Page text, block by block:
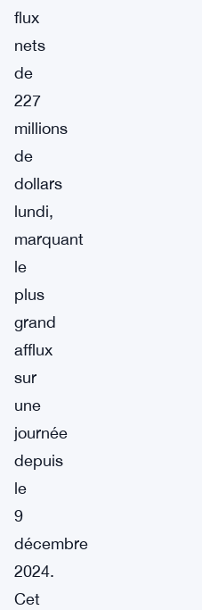
flux
nets
de
227
millions
de
dollars
lundi,
marquant
le
plus
grand
afflux
sur
une
journée
depuis
le
9
décembre
2024.
Cet